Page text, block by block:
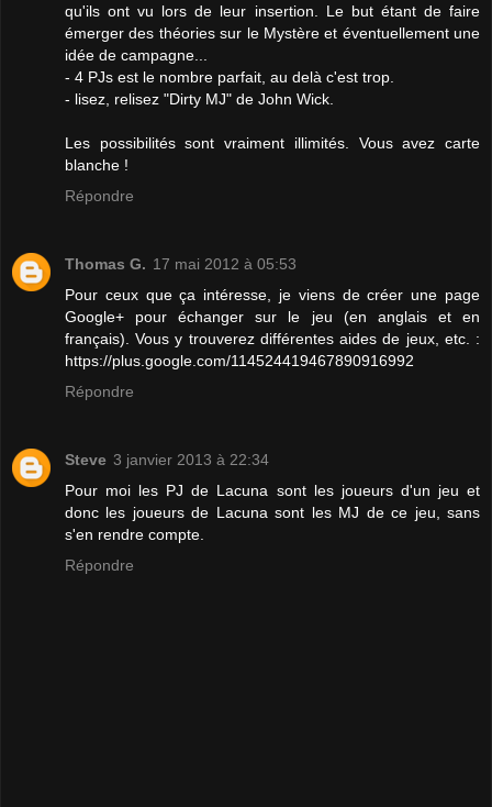
qu'ils ont vu lors de leur insertion. Le but étant de faire
émerger des théories sur le Mystère et éventuellement une
idée de campagne...
- 4 PJs est le nombre parfait, au delà c'est trop.
- lisez, relisez "Dirty MJ" de John Wick.
Les possibilités sont vraiment illimités. Vous avez carte
blanche !
Répondre
Thomas G. 17 mai 2012 à 05:53
Pour ceux que ça intéresse, je viens de créer une page
Google+ pour échanger sur le jeu (en anglais et en
français). Vous y trouverez différentes aides de jeux, etc. :
https://plus.google.com/114524419467890916992
Répondre
Steve 3 janvier 2013 à 22:34
Pour moi les PJ de Lacuna sont les joueurs d'un jeu et
donc les joueurs de Lacuna sont les MJ de ce jeu, sans
s'en rendre compte.
Répondre